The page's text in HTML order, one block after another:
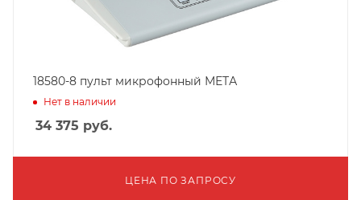
18580-8 пульт микрофонный МЕТА
Нет в наличии
34 375 руб.
ЦЕНА ПО ЗАПРОСУ